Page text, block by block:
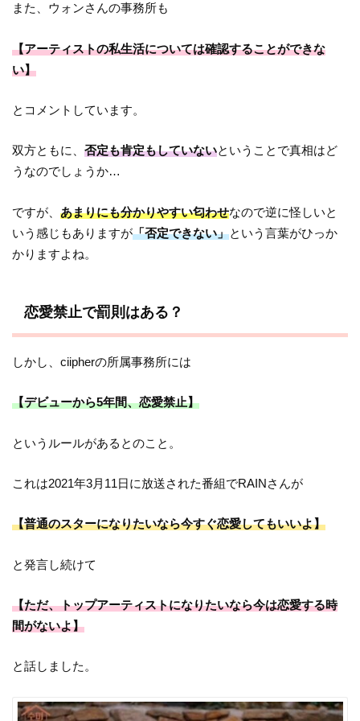
また、ウォンさんの事務所も
【アーティストの私生活については確認することができな
い】
とコメントしています。
双方ともに、否定も肯定もしていないということで真相はど
うなのでしょうか…
ですが、あまりにも分かりやすい匂わせなので逆に怪しいと
いう感じもありますが「否定できない」という言葉がひっか
かりますよね。
恋愛禁止で罰則はある？
しかし、ciipherの所属事務所には
【デビューから5年間、恋愛禁止】
というルールがあるとのこと。
これは2021年3月11日に放送された番組でRAINさんが
【普通のスターになりたいなら今すぐ恋愛してもいいよ】
と発言し続けて
【ただ、トップアーティストになりたいなら今は恋愛する時
間がないよ】
と話しました。